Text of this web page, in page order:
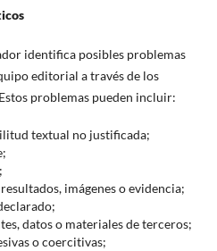
identifica posibles problemas
editorial a través de los
problemas pueden incluir:
textual no justificada;
imágenes o evidencia;
datos o materiales de terceros;
o coercitivas;